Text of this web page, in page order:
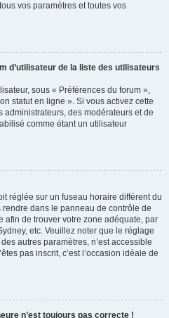
vos paramètres et toutes vos
d’utilisateur de la liste des utilisateurs
sous « Préférences du forum »,
statut en ligne ». Si vous activez cette
des modérateurs et de
comme étant un utilisateur
réglée sur un fuseau horaire différent du
dans le panneau de contrôle de
afin de trouver votre zone adéquate, par
etc. Veuillez noter que le réglage
autres paramètres, n’est accessible
pas inscrit, c’est l’occasion idéale de
n’est toujours pas correcte !